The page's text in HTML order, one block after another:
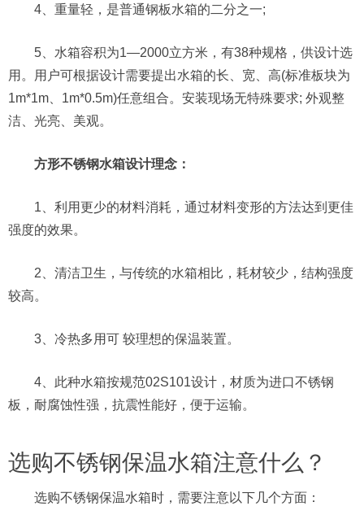
4、重量轻，是普通钢板水箱的二分之一;
5、水箱容积为1—2000立方米，有38种规格，供设计选
用。用户可根据设计需要提出水箱的长、宽、高(标准板块为
1m*1m、1m*0.5m)任意组合。安装现场无特殊要求; 外观整
洁、光亮、美观。
方形不锈钢水箱设计理念：
1、利用更少的材料消耗，通过材料变形的方法达到更佳
强度的效果。
2、清洁卫生，与传统的水箱相比，耗材较少，结构强度
较高。
3、冷热多用可 较理想的保温装置。
4、此种水箱按规范02S101设计，材质为进口不锈钢
板，耐腐蚀性强，抗震性能好，便于运输。
选购不锈钢保温水箱注意什么？
‌选购不锈钢保温水箱时，需要注意以下几个方面‌：